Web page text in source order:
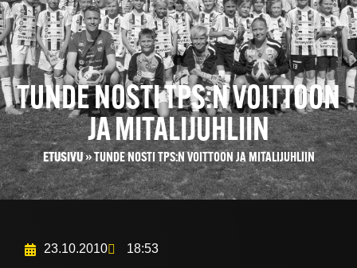
TUNDE NOSTI TPS:N VOITTOON
JA MITALIJUHLIIN
ETUSIVU»TUNDE NOSTI TPS:N VOITTOON JA MITALIJUHLIIN
23.10.2010 18:53